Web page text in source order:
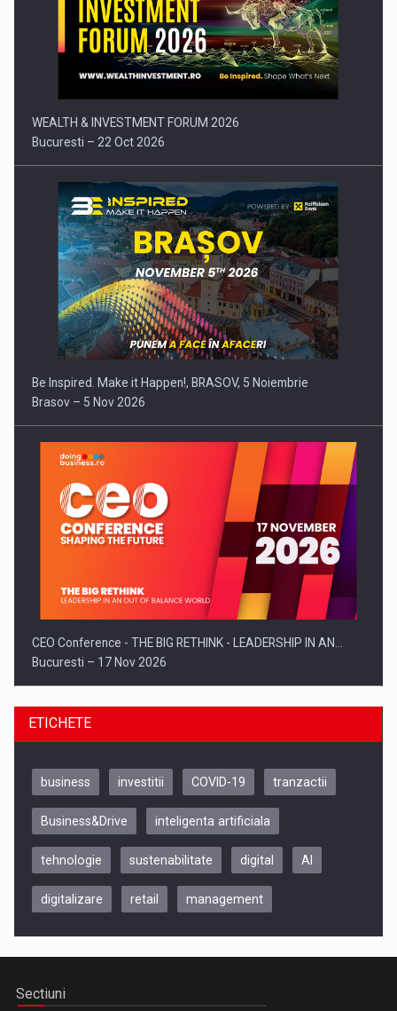
Comunicat de presa: Joburile part-time reincep sa intre pe…
WEALTH & INVESTMENT FORUM 2026
Bucuresti – 22 Oct 2026
Be Inspired. Make it Happen!, BRASOV, 5 Noiembrie
Brasov – 5 Nov 2026
CEO Conference - THE BIG RETHINK - LEADERSHIP IN AN…
Bucuresti – 17 Nov 2026
Be Inspired. Make it Happen!, CLUJ, 9 Decembrie
ETICHETE
business investitii COVID-19 tranzactii
Business&Drive inteligenta artificiala
tehnologie sustenabilitate digital AI
digitalizare retail management
Sectiuni